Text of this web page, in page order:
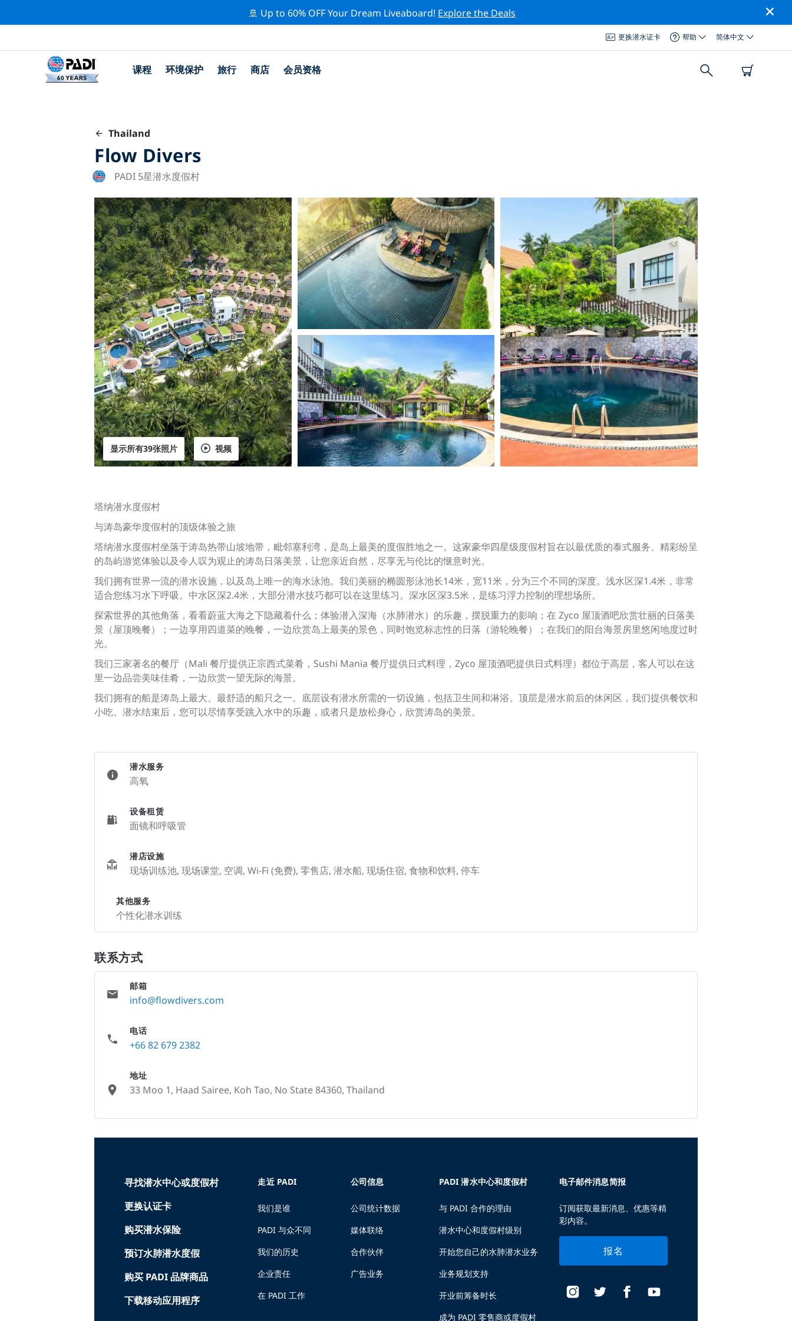
🚢 Up to 60% OFF Your Dream Liveaboard! Explore the Deals
更换潜水证卡 帮助 简体中文
课程 环境保护 旅行 商店 会员资格
Thailand
Flow Divers
PADI 5星潜水度假村
显示所有39张照片 视频
塔纳潜水度假村
与涛岛豪华度假村的顶级体验之旅
塔纳潜水度假村坐落于涛岛热带山坡地带，毗邻塞利湾，是岛上最美的度假胜地之一。这家豪华四星级度假村旨在以最优质的泰式服务、精彩纷呈
的岛屿游览体验以及令人叹为观止的涛岛日落美景，让您亲近自然，尽享无与伦比的惬意时光。
我们拥有世界一流的潜水设施，以及岛上唯一的海水泳池。我们美丽的椭圆形泳池长14米，宽11米，分为三个不同的深度。浅水区深1.4米，非常
适合您练习水下呼吸。中水区深2.4米，大部分潜水技巧都可以在这里练习。深水区深3.5米，是练习浮力控制的理想场所。
探索世界的其他角落，看看蔚蓝大海之下隐藏着什么；体验潜入深海（水肺潜水）的乐趣，摆脱重力的影响；在 Zyco 屋顶酒吧欣赏壮丽的日落美
景（屋顶晚餐）；一边享用四道菜的晚餐，一边欣赏岛上最美的景色，同时饱览标志性的日落（游轮晚餐）；在我们的阳台海景房里悠闲地度过时
光。
我们三家著名的餐厅（Mali 餐厅提供正宗西式菜肴，Sushi Mania 餐厅提供日式料理，Zyco 屋顶酒吧提供日式料理）都位于高层，客人可以在这
里一边品尝美味佳肴，一边欣赏一望无际的海景。
我们拥有的船是涛岛上最大、最舒适的船只之一。底层设有潜水所需的一切设施，包括卫生间和淋浴。顶层是潜水前后的休闲区，我们提供餐饮和
小吃。潜水结束后，您可以尽情享受跳入水中的乐趣，或者只是放松身心，欣赏涛岛的美景。
潜水服务
高氧
设备租赁
面镜和呼吸管
潜店设施
现场训练池, 现场课堂, 空调, Wi-Fi (免费), 零售店, 潜水船, 现场住宿, 食物和饮料, 停车
其他服务
个性化潜水训练
联系方式
邮箱
info@flowdivers.com
电话
+66 82 679 2382
地址
33 Moo 1, Haad Sairee, Koh Tao, No State 84360, Thailand
寻找潜水中心或度假村
更换认证卡
购买潜水保险
预订水肺潜水度假
购买 PADI 品牌商品
下载移动应用程序
走近 PADI
我们是谁
PADI 与众不同
我们的历史
企业责任
在 PADI 工作
公司信息
公司统计数据
媒体联络
合作伙伴
广告业务
PADI 潜水中心和度假村
与 PADI 合作的理由
潜水中心和度假村级别
开始您自己的水肺潜水业务
业务规划支持
开业前筹备时长
成为 PADI 零售商或度假村
电子邮件消息简报
订阅获取最新消息、优惠等精
彩内容。
报名